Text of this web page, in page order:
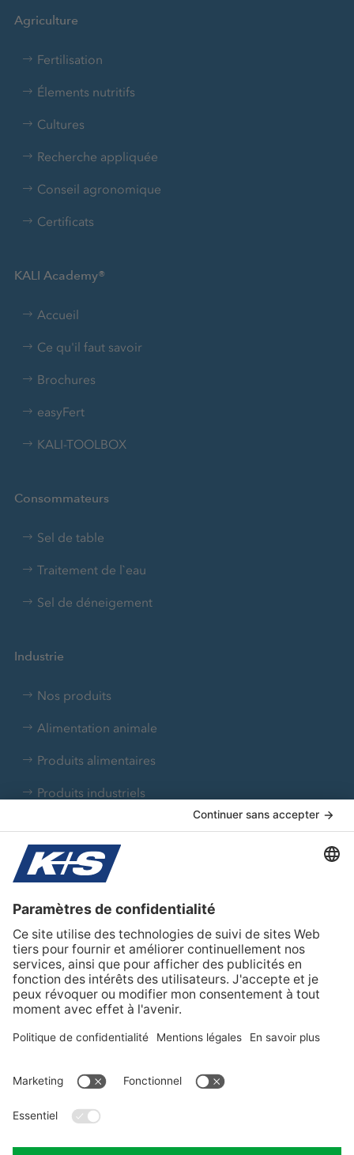
Agriculture
Fertilisation
Élements nutritifs
Cultures
Recherche appliquée
Conseil agronomique
Certificats
KALI Academy®
Accueil
Ce qu'il faut savoir
Brochures
easyFert
KALI-TOOLBOX
Consommateurs
Sel de table
Traitement de l`eau
Sel de déneigement
Industrie
Nos produits
Alimentation animale
Produits alimentaires
Produits industriels
Traitement de l'eau
K+S France
Sur K+S France
Nos valeurs et nos principes
Contact
préférences en matière de cookies